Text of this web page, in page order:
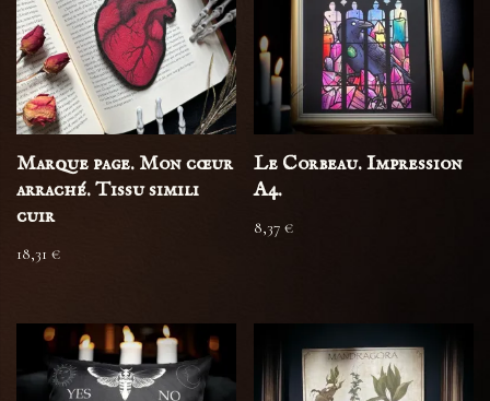
Marque page. Mon cœur
arraché. Tissu simili
cuir
18,31 €
Le Corbeau. Impression
A4.
8,37€